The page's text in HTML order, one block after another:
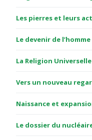
Les pierres et leurs
Le devenir de l’homme
La Religion Universelle
Vers un nouveau
Naissance et
Le dossier du